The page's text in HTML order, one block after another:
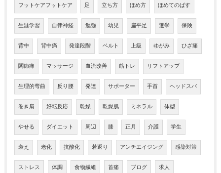
フットケアフットケア 足 立ち方 ほめ方 ほめてのばす
生涯学習 自律神経 勉強 幼児 扁平足 選挙 保険
背中 背中痛 発達段階 ベルト 上級 ゆがみ ひざ痛
関節痛 マッサージ 血流改善 筋トレ リフトアップ
生理的弯曲 反り腰 発達 サポーター 手首 ヘッドスパ
巻き肩 好転反応 乾燥 乾燥肌 ミネラル 体型
やせる ダイエット 周辺 膝 正月 介護 学生
衰え 老化 抗酸化 若返り アンチエイジング 感染対策
ストレス 体調 食物繊維 首痛 ブログ 求人